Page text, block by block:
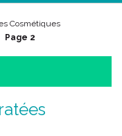
Cosmétiques
Page 2